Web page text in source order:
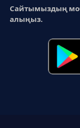
Сайтымыздың
алыңыз.